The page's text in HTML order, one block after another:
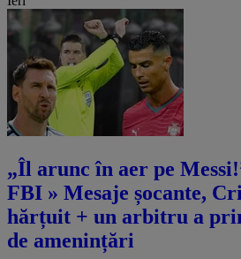
„Îl arunc în aer pe
FBI » Mesaje șocante,
hărțuit + un arbitru a
de amenințări